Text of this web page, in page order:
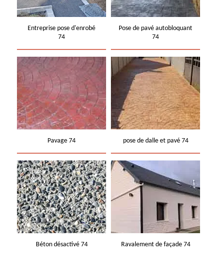
Entreprise pose d'enrobé
74
Pose de pavé autobloquant
74
Pavage 74 pose de dalle et pavé 74
Béton désactivé 74 Ravalement de façade 74